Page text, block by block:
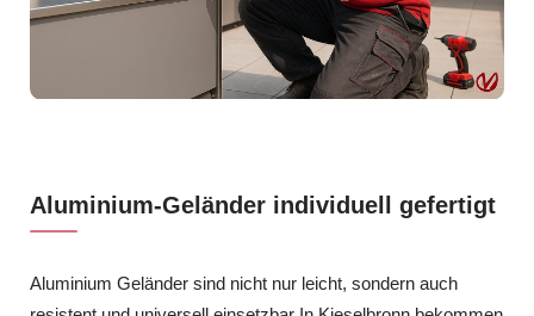
Aluminium-Geländer individuell gefertigt
Aluminium Geländer sind nicht nur leicht, sondern auch